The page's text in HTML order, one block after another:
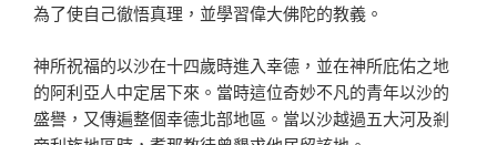
為了使自己徹悟真理，並學習偉大佛陀的教義。
神所祝福的以沙在十四歲時進入幸德，並在神所庇佑之地
的阿利亞人中定居下來。當時這位奇妙不凡的青年以沙的
盛譽，又傳遍整個幸德北部地區。當以沙越過五大河及剎